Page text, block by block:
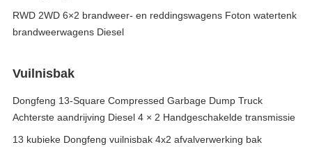
RWD 2WD 6×2 brandweer- en reddingswagens Foton watertenk
brandweerwagens Diesel
Vuilnisbak
Dongfeng 13-Square Compressed Garbage Dump Truck
Achterste aandrijving Diesel 4 × 2 Handgeschakelde transmissie
13 kubieke Dongfeng vuilnisbak 4x2 afvalverwerking bak